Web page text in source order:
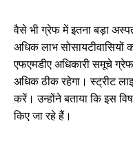
वैसे भी ग्रेफ में इतना बड़ा
अधिक लाभ सोसायटीवासियों
एफएमडीए अधिकारी समूचे
अधिक ठीक रहेगा। स्ट्रीट
करें। उन्होंने बताया कि इस
किए जा रहे हैं।